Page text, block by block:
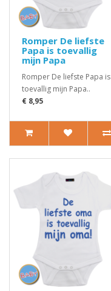
Romper De liefste
Papa is toevallig
mijn Papa
Romper De liefste Papa is
toevallig mijn Papa..
€ 8,95